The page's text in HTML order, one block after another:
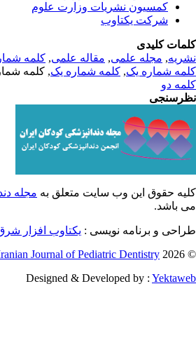
کمسیون نشریات وزارت علوم
شرکت یکتاوب
کلیدی
,مجله علمی, مقاله علمی, کلمه
شماره یک,کلمه شماره یک, کلمه
دو
حقوق این وب سایت متعلق بهمجله
باشد.
و برنامه نویسی : یکتاوب افزار شرق
©
Iranian Journal of Pediatric Dentistry
Designed & Developed by :